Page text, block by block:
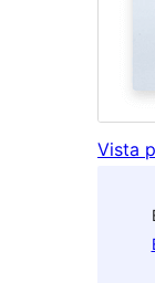
Vista